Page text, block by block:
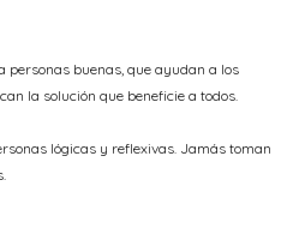
personas buenas, que ayudan a los
la solución que beneficie a todos.
lógicas y reflexivas. Jamás toman